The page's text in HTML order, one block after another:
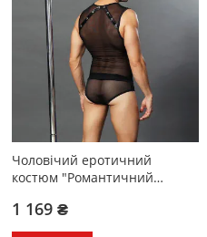
Чоловічий еротичний
костюм "Романтичний
1 169 ₴